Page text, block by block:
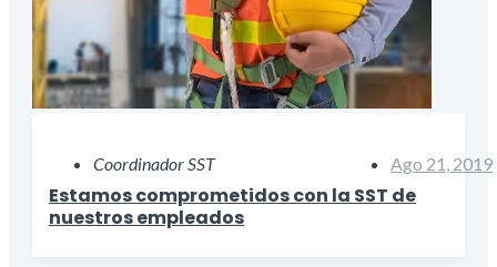
Coordinador SST Ago 21, 2019
Estamos comprometidos con la SST de
nuestros empleados